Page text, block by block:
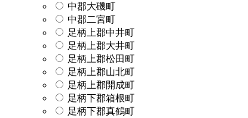
中郡大磯町
中郡二宮町
足柄上郡中井町
足柄上郡大井町
足柄上郡松田町
足柄上郡山北町
足柄上郡開成町
足柄下郡箱根町
足柄下郡真鶴町